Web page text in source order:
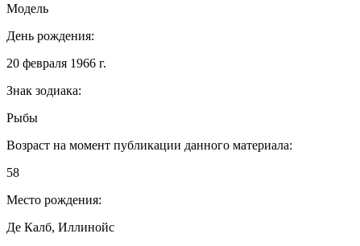
Модель
День рождения:
20 февраля 1966 г.
Знак зодиака:
Рыбы
Возраст на момент публикации данного материала:
58
Место рождения:
Де Калб, Иллинойс